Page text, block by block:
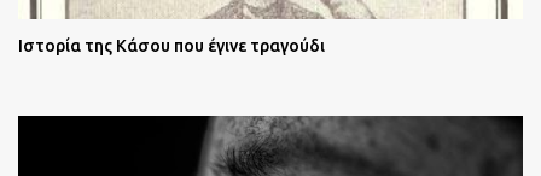
Ιστορία της Κάσου που έγινε τραγούδι